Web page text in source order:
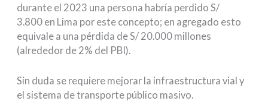
durante el 2023 una persona habría perdido S/
3.800 en Lima por este concepto; en agregado esto
equivale a una pérdida de S/ 20.000 millones
(alrededor de 2% del PBI).
Sin duda se requiere mejorar la infraestructura vial y
el sistema de transporte público masivo.